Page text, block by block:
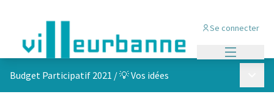
Se connecter
Budget Participatif 2021 /💡 Vos idées